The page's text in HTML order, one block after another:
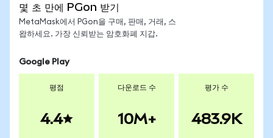
몇 초 만에 PGon 받기
MetaMask에서 PGon을 구매, 판매, 거래, 스
왑하세요. 가장 신뢰받는 암호화폐 지갑.
Google Play
평점
4.4
다운로드 수
10M+
평가 수
483.9K